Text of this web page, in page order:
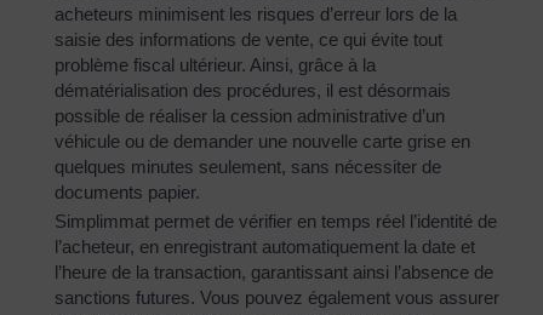
acheteurs minimisent les risques d’erreur lors de la
saisie des informations de vente, ce qui évite tout
problème fiscal ultérieur. Ainsi, grâce à la
dématérialisation des procédures, il est désormais
possible de réaliser la cession administrative d’un
véhicule ou de demander une nouvelle carte grise en
quelques minutes seulement, sans nécessiter de
documents papier.
Simplimmat permet de vérifier en temps réel l’identité de
l’acheteur, en enregistrant automatiquement la date et
l’heure de la transaction, garantissant ainsi l’absence de
sanctions futures. Vous pouvez également vous assurer